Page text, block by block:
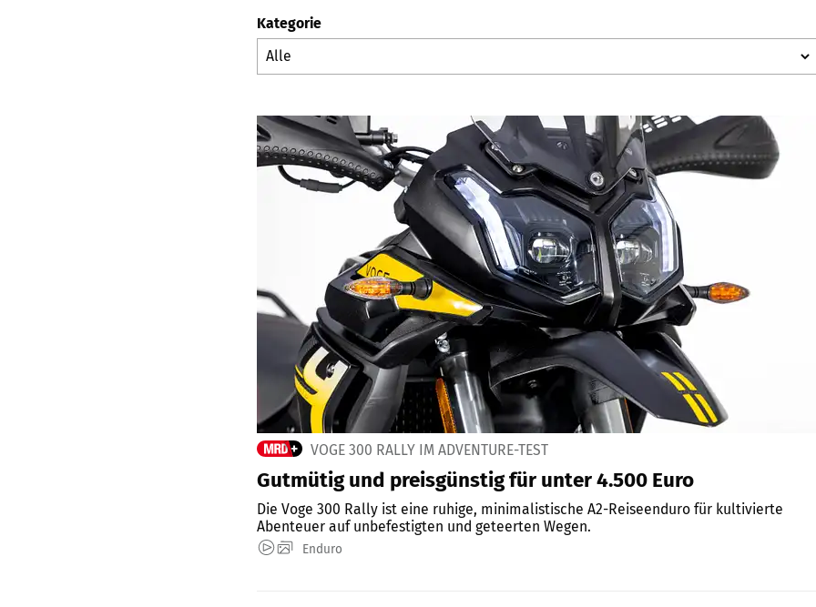
Kategorie
VOGE 300 RALLY IM ADVENTURE-TEST
Gutmütig und preisgünstig für unter 4.500 Euro
Die Voge 300 Rally ist eine ruhige, minimalistische A2-Reiseenduro für kultivierte
Abenteuer auf unbefestigten und geteerten Wegen.
Enduro